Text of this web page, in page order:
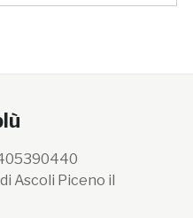
Ascoli Piceno il